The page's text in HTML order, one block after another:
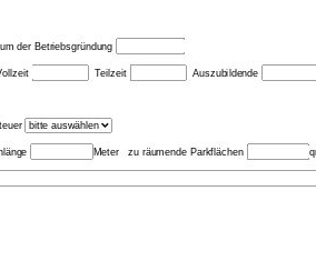
der Betriebsgründung
Teilzeit Auszubildende
Meter zu räumende Parkflächen